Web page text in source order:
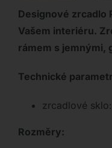
Designové zrcadlo
Vašem interiéru.
rámem s jemnými,
Technické
zrcadlové
Rozměry: